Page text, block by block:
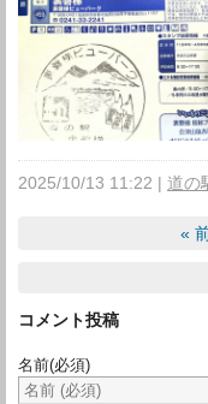
2025/10/13 11:22 道の
«
コメント投稿
名前(必須)